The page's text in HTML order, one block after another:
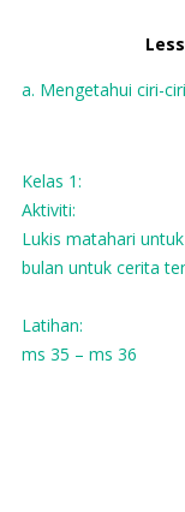
a. Mengetahui ciri-
Kelas 1:
Aktiviti:
Lukis matahari
bulan untuk cerita
Latihan:
ms 35 – ms 36